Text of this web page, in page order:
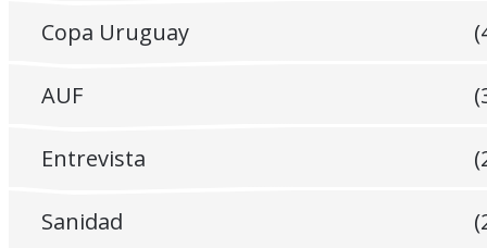
Copa Uruguay
AUF
Entrevista
Sanidad